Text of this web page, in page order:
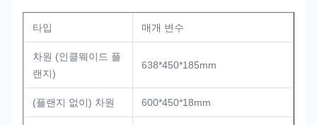
타입 매개 변수
차원 (인클웨이드 플
랜지)
638*450*185mm
(플랜지 없이) 차원 600*450*18mm